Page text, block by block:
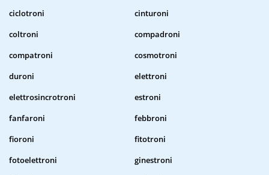
ciclotroni
cinturoni
coltroni
compadroni
compatroni
cosmotroni
duroni
elettroni
elettrosincrotroni
estroni
fanfaroni
febbroni
fioroni
fitotroni
fotoelettroni
ginestroni